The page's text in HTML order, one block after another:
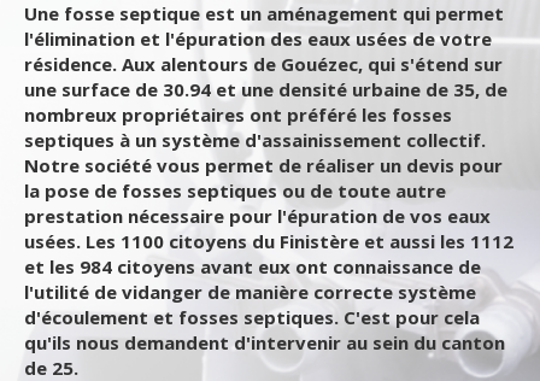
Une fosse septique est un aménagement qui permet
l'élimination et l'épuration des eaux usées de votre
résidence. Aux alentours de Gouézec, qui s'étend sur
une surface de 30.94 et une densité urbaine de 35, de
nombreux propriétaires ont préféré les fosses
septiques à un système d'assainissement collectif.
Notre société vous permet de réaliser un devis pour
la pose de fosses septiques ou de toute autre
prestation nécessaire pour l'épuration de vos eaux
usées. Les 1100 citoyens du Finistère et aussi les 1112
et les 984 citoyens avant eux ont connaissance de
l'utilité de vidanger de manière correcte système
d'écoulement et fosses septiques. C'est pour cela
qu'ils nous demandent d'intervenir au sein du canton
de 25.